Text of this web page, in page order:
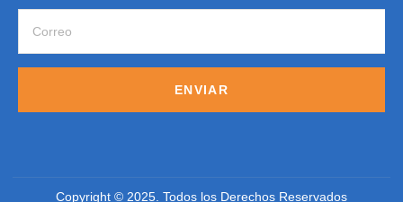
ENVIAR
Copyright © 2025. Todos los Derechos Reservados